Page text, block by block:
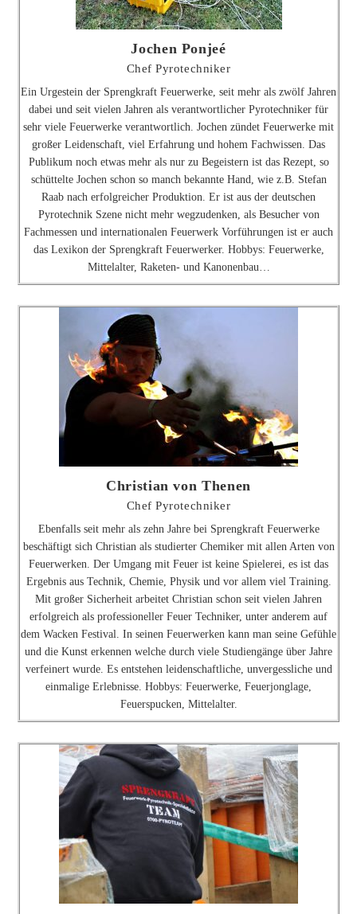
Jochen Ponjeé
Chef Pyrotechniker
Ein Urgestein der Sprengkraft Feuerwerke, seit mehr als zwölf Jahren
dabei und seit vielen Jahren als verantwortlicher Pyrotechniker für
sehr viele Feuerwerke verantwortlich. Jochen zündet Feuerwerke mit
großer Leidenschaft, viel Erfahrung und hohem Fachwissen. Das
Publikum noch etwas mehr als nur zu Begeistern ist das Rezept, so
schüttelte Jochen schon so manch bekannte Hand, wie z.B. Stefan
Raab nach erfolgreicher Produktion. Er ist aus der deutschen
Pyrotechnik Szene nicht mehr wegzudenken, als Besucher von
Fachmessen und internationalen Feuerwerk Vorführungen ist er auch
das Lexikon der Sprengkraft Feuerwerker. Hobbys: Feuerwerke,
Mittelalter, Raketen- und Kanonenbau…
Christian von Thenen
Chef Pyrotechniker
Ebenfalls seit mehr als zehn Jahre bei Sprengkraft Feuerwerke
beschäftigt sich Christian als studierter Chemiker mit allen Arten von
Feuerwerken. Der Umgang mit Feuer ist keine Spielerei, es ist das
Ergebnis aus Technik, Chemie, Physik und vor allem viel Training.
Mit großer Sicherheit arbeitet Christian schon seit vielen Jahren
erfolgreich als professioneller Feuer Techniker, unter anderem auf
dem Wacken Festival. In seinen Feuerwerken kann man seine Gefühle
und die Kunst erkennen welche durch viele Studiengänge über Jahre
verfeinert wurde. Es entstehen leidenschaftliche, unvergessliche und
einmalige Erlebnisse. Hobbys: Feuerwerke, Feuerjonglage,
Feuerspucken, Mittelalter.